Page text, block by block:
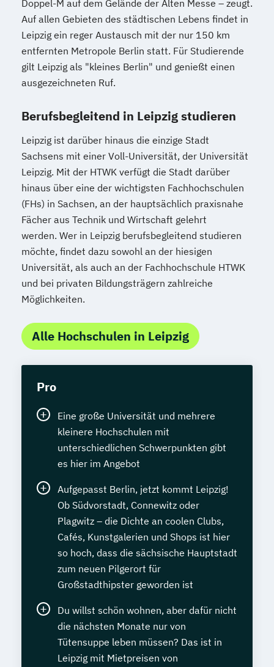
Soziale Arbeit Sozialmanagement
Spanisch - Diploma de Español (Nivel
Intermedio)
Strategische Unternehmensplanung &
Financial Modeling
Geschäftsprozessmanagement
Strategy & Leadership
Supply Chain Management (SCM)
Taxation Accounting Finance
Transport- und Logistikrecht
Transportsysteme
UX Design & Management
Unternehmensführung
Unternehmensrecht
Verhaltensökonomik - Psychologisches
Praxiswissen für den Finanzbereich
Wirtschaftsbeziehungen & internationale
Politik
Doppel-M auf dem Gelände der Alten Messe – zeugt.
Auf allen Gebieten des städtischen Lebens findet in
Leipzig ein reger Austausch mit der nur 150 km
entfernten Metropole Berlin statt. Für Studierende
gilt Leipzig als "kleines Berlin" und genießt einen
ausgezeichneten Ruf.
Berufsbegleitend in Leipzig studieren
Leipzig ist darüber hinaus die einzige Stadt
Sachsens mit einer Voll-Universität, der Universität
Leipzig. Mit der HTWK verfügt die Stadt darüber
hinaus über eine der wichtigsten Fachhochschulen
(FHs) in Sachsen, an der hauptsächlich praxisnahe
Fächer aus Technik und Wirtschaft gelehrt
werden. Wer in Leipzig berufsbegleitend studieren
möchte, findet dazu sowohl an der hiesigen
Universität, als auch an der Fachhochschule HTWK
und bei privaten Bildungsträgern zahlreiche
Möglichkeiten.
Alle Hochschulen in Leipzig
Pro
Eine große Universität und mehrere
kleinere Hochschulen mit
unterschiedlichen Schwerpunkten gibt
es hier im Angebot
Aufgepasst Berlin, jetzt kommt Leipzig!
Ob Südvorstadt, Connewitz oder
Plagwitz – die Dichte an coolen Clubs,
Cafés, Kunstgalerien und Shops ist hier
so hoch, dass die sächsische Hauptstadt
zum neuen Pilgerort für
Großstadthipster geworden ist
Du willst schön wohnen, aber dafür nicht
die nächsten Monate nur von
Tütensuppe leben müssen? Das ist in
Leipzig mit Mietpreisen von